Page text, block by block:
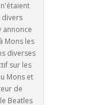
divers
annonce
Mons les
diverses
sur les
Mons et
de
Beatles